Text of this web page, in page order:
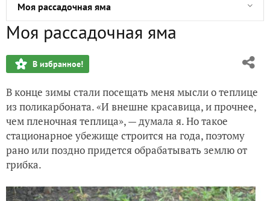
Моя рассадочная яма
Смородина душистая
Моя целина: обустраиваю заброшенные грядки
Инсекто-фунгицидный протравитель для клубней
Мой весенний уголок
Как мы устроили детский праздник на даче
Моя рассадочная яма
В избранное!
В конце зимы стали посещать меня мысли о теплице
из поликарбоната. «И внешне красавица, и прочнее,
чем пленочная теплица», — думала я. Но такое
стационарное убежище строится на года, поэтому
рано или поздно придется обрабатывать землю от
грибка.